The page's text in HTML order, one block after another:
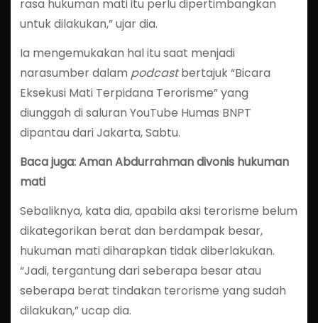
rasa hukuman mati itu perlu dipertimbangkan
untuk dilakukan,” ujar dia.
Ia mengemukakan hal itu saat menjadi
narasumber dalam podcastbertajuk “Bicara
Eksekusi Mati Terpidana Terorisme” yang
diunggah di saluran YouTube Humas BNPT
dipantau dari Jakarta, Sabtu.
Baca juga: Aman Abdurrahman divonis hukuman
mati
Sebaliknya, kata dia, apabila aksi terorisme belum
dikategorikan berat dan berdampak besar,
hukuman mati diharapkan tidak diberlakukan.
“Jadi, tergantung dari seberapa besar atau
seberapa berat tindakan terorisme yang sudah
dilakukan,” ucap dia.